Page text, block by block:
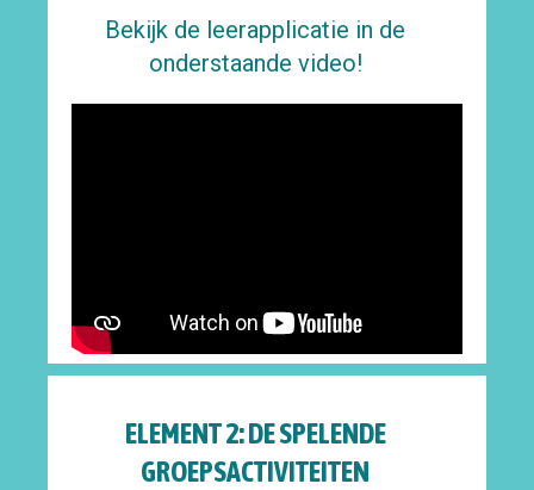
Bekijk de leerapplicatie in de
onderstaande video!
ELEMENT 2: DE SPELENDE
GROEPSACTIVITEITEN